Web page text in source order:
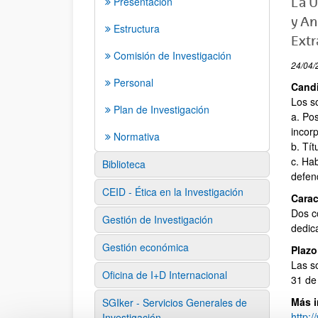
Estructura
Comisión de Investigación
Personal
Plan de Investigación
Normativa
Biblioteca
CEID - Ética en la Investigación
Gestión de Investigación
Gestión económica
Oficina de I+D Internacional
SGIker - Servicios Generales de
y
24/04/
Los
a.
b.
c.
Dos
Plazo
Las
31
Más